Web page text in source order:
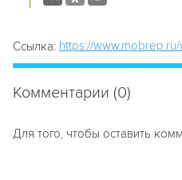
Ссылка: https://
Комментарии (0)
Для того, чтобы оставить